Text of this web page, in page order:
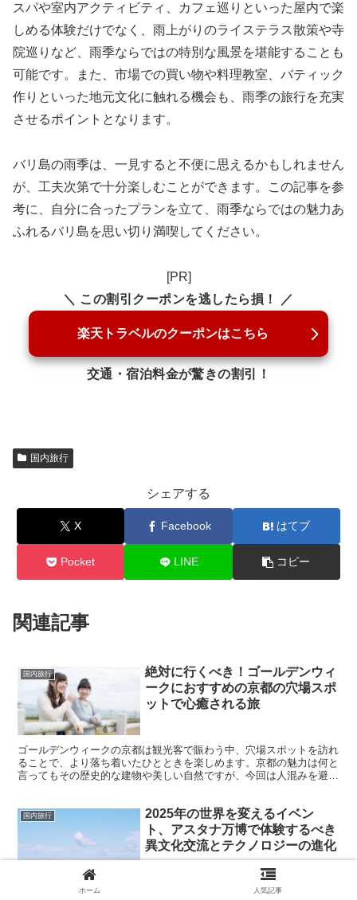
スパや室内アクティビティ、カフェ巡りといった屋内で楽
しめる体験だけでなく、雨上がりのライステラス散策や寺
院巡りなど、雨季ならではの特別な風景を堪能することも
可能です。また、市場での買い物や料理教室、バティック
作りといった地元文化に触れる機会も、雨季の旅行を充実
させるポイントとなります。
バリ島の雨季は、一見すると不便に思えるかもしれません
が、工夫次第で十分楽しむことができます。この記事を参
考に、自分に合ったプランを立て、雨季ならではの魅力あ
ふれるバリ島を思い切り満喫してください。
[PR]
＼ この割引クーポンを逃したら損！ ／
楽天トラベルのクーポンはこちら
交通・宿泊料金が驚きの割引！
国内旅行
シェアする
X Facebook はてブ
Pocket LINE コピー
関連記事
国内旅行
絶対に行くべき！ゴールデンウィ
ークにおすすめの京都の穴場スポ
ットで心癒される旅
ゴールデンウィークの京都は観光客で賑わう中、穴場スポットを訪れ
ることで、より落ち着いたひとときを楽しめます。京都の魅力は何と
言ってもその歴史的な建物や美しい自然ですが、今回は人混みを避け
国内旅行
2025年の世界を変えるイベン
ト、アスタナ万博で体験するべき
異文化交流とテクノロジーの進化
アスタナ万博とは？2025年に訪れるべき理由 2025年にカザフスタン
ホーム 人気記事